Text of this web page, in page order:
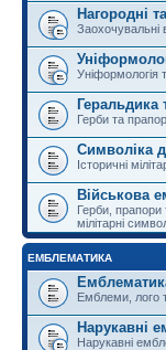
Нагородні
Заохочувальні
Уніформологія
Геральдика
Герби та
Символіка
Історичні
Військова
Герби, прапори
мілітарні
ЕМБЛЕМАТИКА
Емблеми, лого
Нарукавні
Нарукавні